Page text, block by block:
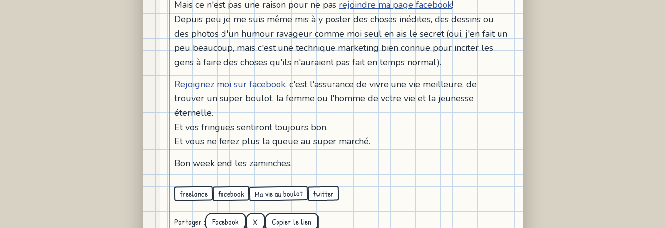
Mais ce n'est pas une raison pour ne pasrejoindre ma page facebook!
Depuis peu je me suis même mis à y poster des choses inédites, des dessins ou
des photos d'un humour ravageur comme moi seul en ais le secret (oui, j'en fait un
peu beaucoup, mais c'est une technique marketing bien connue pour inciter les
gens à faire des choses qu'ils n'auraient pas fait en temps normal).
Rejoignez moi sur facebook, c'est l'assurance de vivre une vie meilleure, de
trouver un super boulot, la femme ou l'homme de votre vie et la jeunesse
éternelle.
Et vos fringues sentiront toujours bon.
Et vous ne ferez plus la queue au super marché.
Bon week end les zaminches.
freelance facebook Ma vie au boulot twitter
Partager : Facebook X Copier le lien